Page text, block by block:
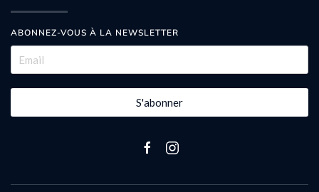
ABONNEZ-VOUS À LA NEWSLETTER
S'abonner